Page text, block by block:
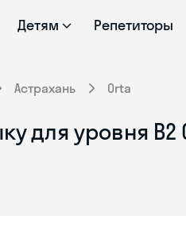
Детям Репетиторы
Астрахань Orta
для уровня B2